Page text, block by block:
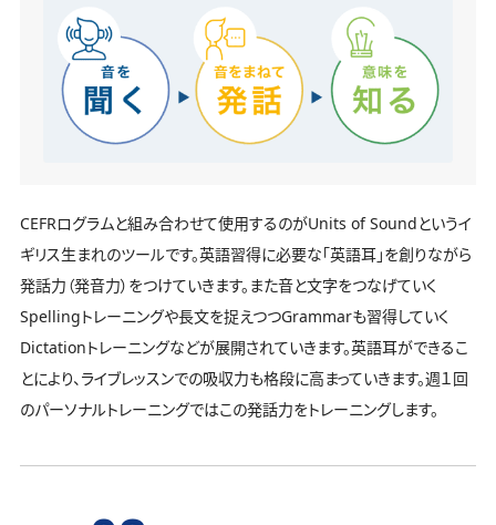
CEFRログラムと組み合わせて使用するのがUnits of Soundというイ
ギリス生まれのツールです。英語習得に必要な「英語耳」を創りながら
発話力（発音力）をつけていきます。また音と文字をつなげていく
Spellingトレーニングや長文を捉えつつGrammarも習得していく
Dictationトレーニングなどが展開されていきます。英語耳ができるこ
とにより、ライブレッスンでの吸収力も格段に高まっていきます。週１回
のパーソナルトレーニングではこの発話力をトレーニングします。